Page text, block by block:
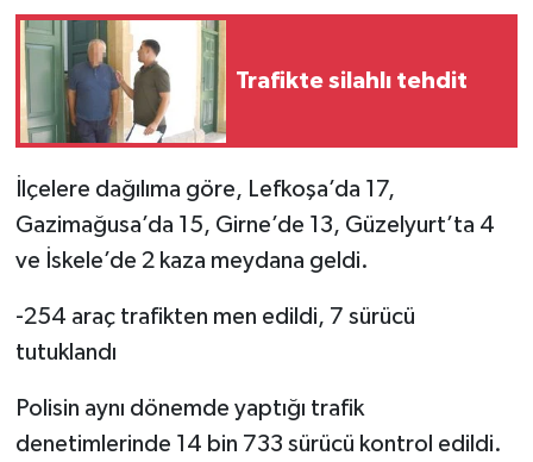
Trafikte silahlı tehdit
İlçelere dağılıma göre, Lefkoşa’da 17,
Gazimağusa’da 15, Girne’de 13, Güzelyurt’ta 4
ve İskele’de 2 kaza meydana geldi.
-254 araç trafikten men edildi, 7 sürücü
tutuklandı
Polisin aynı dönemde yaptığı trafik
denetimlerinde 14 bin 733 sürücü kontrol edildi.